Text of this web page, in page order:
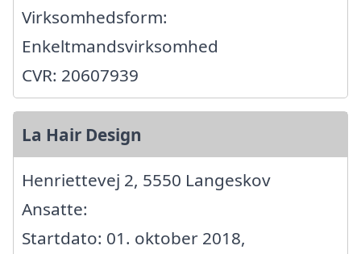
Virksomhedsform:
Enkeltmandsvirksomhed
CVR: 20607939
La Hair Design
Henriettevej 2, 5550 Langeskov
Ansatte:
Startdato: 01. oktober 2018,